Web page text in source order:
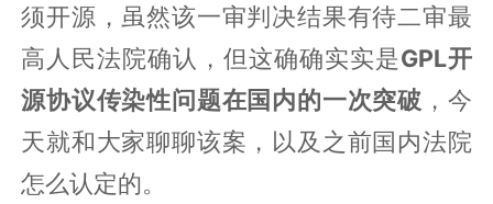
须开源，虽然该一审判决结果有待二审最
高人民法院确认，但这确确实实是GPL开
源协议传染性问题在国内的一次突破 ，今
天就和大家聊聊该案，以及之前国内法院
怎么认定的。